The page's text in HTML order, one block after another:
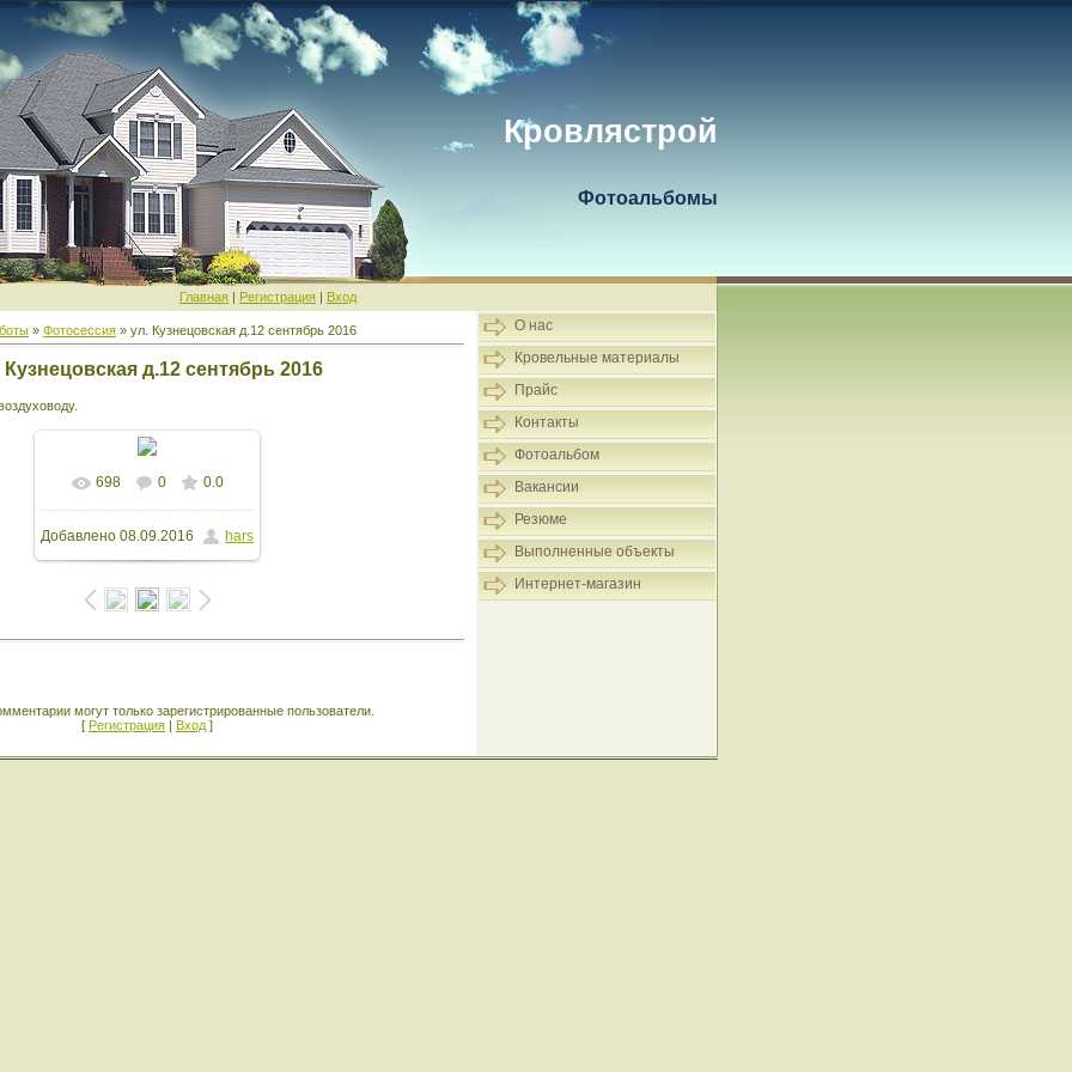
Кровлястрой
Фотоальбомы
Главная | Регистрация | Вход
» Фотосессия » ул. Кузнецовская д.12 сентябрь 2016
Кузнецовская д.12 сентябрь 2016
В реальном размере
1600x1200/ 1772.1Kb
698 0 0.0
Добавлено 08.09.2016 hars
могут только зарегистрированные пользователи.
[ Регистрация | Вход ]
О нас
Кровельные материалы
Прайс
Контакты
Фотоальбом
Вакансии
Резюме
Выполненные объекты
Интернет-магазин